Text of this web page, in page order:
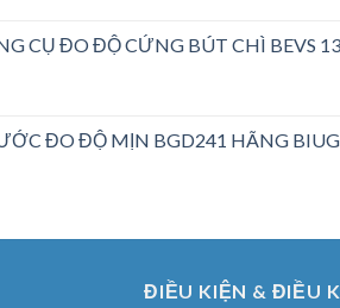
CỤ ĐO ĐỘ CỨNG BÚT CHÌ BEVS
ĐO ĐỘ MỊN BGD241 HÃNG
ĐIỀU KIỆN & ĐIỀU